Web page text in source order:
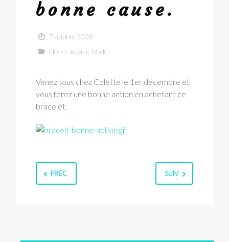
bonne cause.
7 octobre 2008
Idées cadeaux Mode
Venez tous chez Colette le 1er décembre et
vous ferez une bonne action en achetant ce
bracelet.
PRÉC SUIV